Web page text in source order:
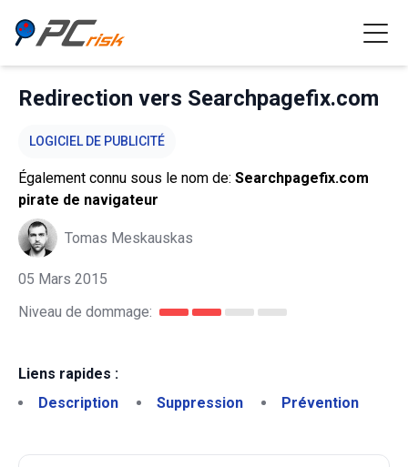
Redirection vers Searchpagefix.com
LOGICIEL DE PUBLICITÉ
Également connu sous le nom de: Searchpagefix.com
pirate de navigateur
Tomas Meskauskas
05 Mars 2015
Niveau de dommage:
Liens rapides :
Description
Suppression Prévention